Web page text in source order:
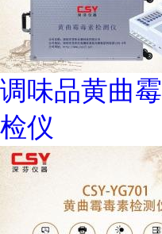
调味品黄曲
检仪